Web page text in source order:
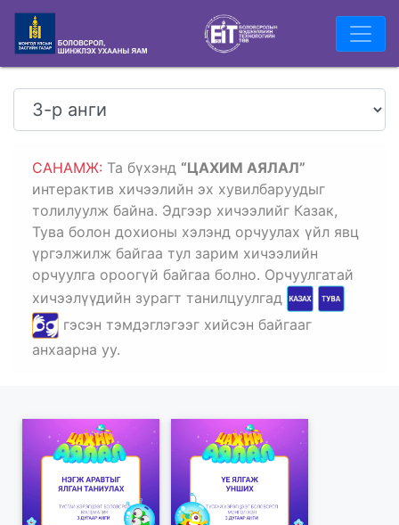
САНАМЖ: Та бүхэнд “ЦАХИМ АЯЛАЛ”
интерактив хичээлийн эх хувилбаруудыг
толилуулж байна. Эдгээр хичээлийг Казак,
Тува болон дохионы хэлэнд орчуулах үйл явц
үргэлжилж байгаа тул зарим хичээлийн
орчуулга ороогүй байгаа болно. Орчуулгатай
хичээлүүдийн зурагт танилцуулгад
гэсэн тэмдэглэгээг хийсэн байгааг
анхаарна уу.